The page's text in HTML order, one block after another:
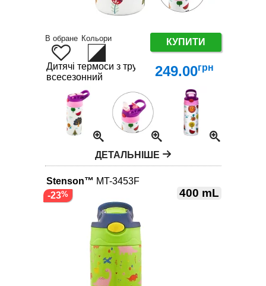
В обране Кольори КУПИТИ
Дитячі термоси з трубочкою – яскравий вибір
всесезонний
249.00грн
ДЕТАЛЬНІШЕ
Stenson™ MT-3453F
400 mL
-23